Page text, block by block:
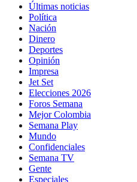
Últimas noticias
Política
Nación
Dinero
Deportes
Opinión
Impresa
Jet Set
Elecciones 2026
Foros Semana
Mejor Colombia
Semana Play
Mundo
Confidenciales
Semana TV
Gente
Especiales